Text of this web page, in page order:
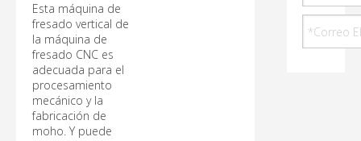
Esta máquina de
fresado vertical de
la máquina de
fresado CNC es
adecuada para el
procesamiento
mecánico y la
fabricación de
moho. Y puede